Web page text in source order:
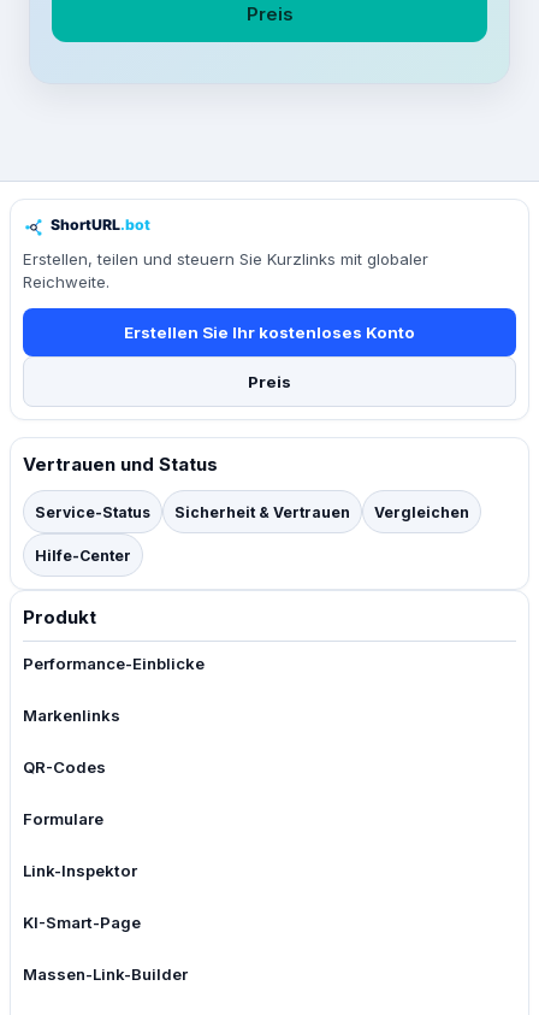
Preis
Erstellen, teilen und steuern Sie Kurzlinks mit globaler
Reichweite.
Erstellen Sie Ihr kostenloses Konto
Preis
Vertrauen und Status
Service-Status Sicherheit & Vertrauen Vergleichen
Hilfe-Center
Produkt
Performance-Einblicke
Markenlinks
QR-Codes
Formulare
Link-Inspektor
KI-Smart-Page
Massen-Link-Builder